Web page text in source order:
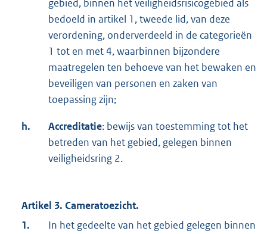
gebied, binnen het veiligheidsrisicogebied als
bedoeld in artikel 1, tweede lid, van deze
verordening, onderverdeeld in de categorieën
1 tot en met 4, waarbinnen bijzondere
maatregelen ten behoeve van het bewaken en
beveiligen van personen en zaken van
toepassing zijn;
h. Accreditatie: bewijs van toestemming tot het
betreden van het gebied, gelegen binnen
veiligheidsring 2.
Artikel 3. Cameratoezicht.
1.
In het gedeelte van het gebied gelegen binnen